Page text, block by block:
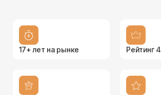
17+ лет на рынке Рейтинг